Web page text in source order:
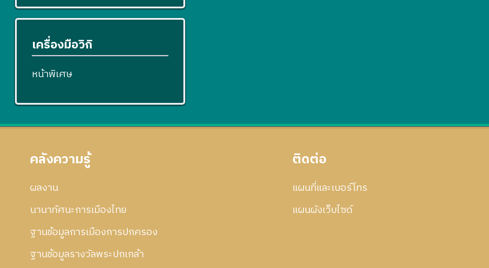
เครื่องมือวิกิ
หน้าพิเศษ
คลังความรู้
ผลงาน
นานาทัศนะการเมืองไทย
ฐานข้อมูลการเมืองการปกครอง
ฐานข้อมูลรางวัลพระปกเกล้า
ติดต่อ
แผนที่และเบอร์โทร
แผนผังเว็บไซด์